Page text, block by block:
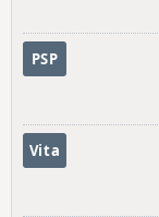
PSP
Vita